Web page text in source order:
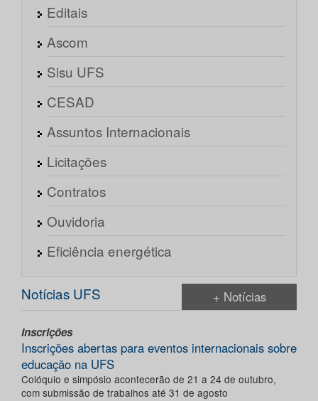
Editais
Ascom
Sisu UFS
CESAD
Assuntos Internacionais
Licitações
Contratos
Ouvidoria
Eficiência energética
Notícias UFS + Notícias
Inscrições
Inscrições abertas para eventos internacionais sobre
educação na UFS
Colóquio e simpósio acontecerão de 21 a 24 de outubro,
com submissão de trabalhos até 31 de agosto